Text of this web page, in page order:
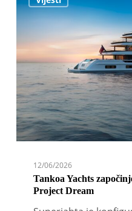
započinje
gradnju
61-
metarskog
Project
Dream
12/06/2026
Tankoa Yachts
Project Dream